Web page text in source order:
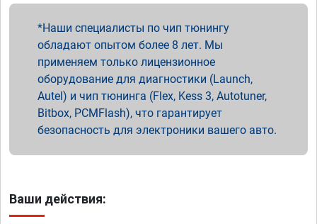
Наши специалисты по чип тюнингу
обладают опытом более 8 лет. Мы
применяем только лицензионное
оборудование для диагностики (Launch,
Autel) и чип тюнинга (Flex, Kess 3, Autotuner,
Bitbox, PCMFlash), что гарантирует
безопасность для электроники вашего авто.
Ваши действия: